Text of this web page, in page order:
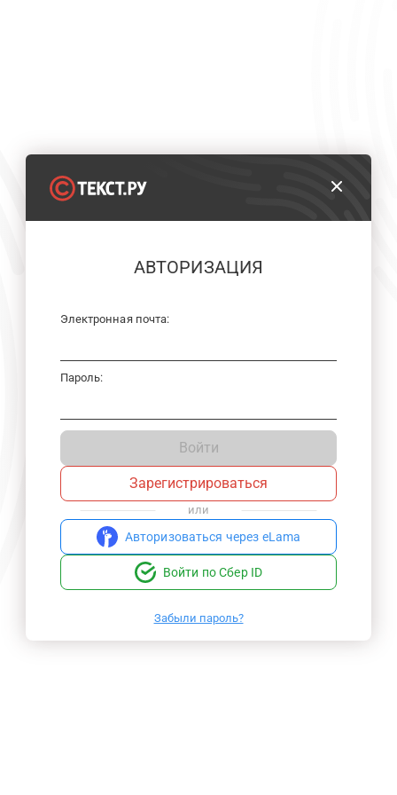
АВТОРИЗАЦИЯ
Электронная почта:
Пароль:
Войти
Зарегистрироваться
или
Авторизоваться через eLama
Войти по Сбер ID
Забыли пароль?